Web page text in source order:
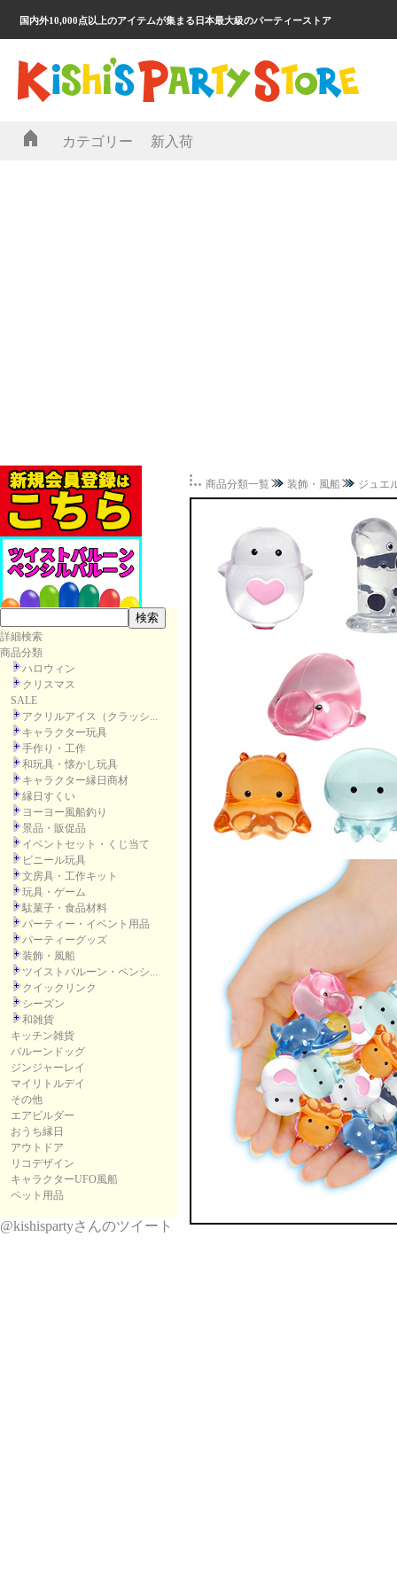
国内外10,000点以上のアイテムが集まる日本最大級のパーティーストア
カテゴリー 新入荷
詳細検索
商品分類
ハロウィン
クリスマス
SALE
アクリルアイス（クラッシ...
キャラクター玩具
手作り・工作
和玩具・懐かし玩具
キャラクター縁日商材
縁日すくい
ヨーヨー風船釣り
景品・販促品
イベントセット・くじ当て
ビニール玩具
文房具・工作キット
玩具・ゲーム
駄菓子・食品材料
パーティー・イベント用品
パーティーグッズ
装飾・風船
ツイストバルーン・ペンシ...
クイックリンク
シーズン
和雑貨
キッチン雑貨
バルーンドッグ
ジンジャーレイ
マイリトルデイ
その他
エアビルダー
おうち縁日
アウトドア
リコデザイン
キャラクターUFO風船
ペット用品
@kishispartyさんのツイート
商品分類一覧 装飾・風船 ジュエ